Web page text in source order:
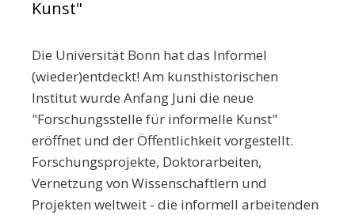
Kunst"
Die Universität Bonn hat das Informel
(wieder)entdeckt! Am kunsthistorischen
Institut wurde Anfang Juni die neue
"Forschungsstelle für informelle Kunst"
eröffnet und der Öffentlichkeit vorgestellt.
Forschungsprojekte, Doktorarbeiten,
Vernetzung von Wissenschaftlern und
Projekten weltweit - die informell arbeitenden